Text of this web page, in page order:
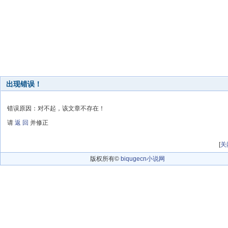
出现错误！
错误原因：对不起，该文章不存在！
请 返 回 并修正
[关
版权所有© biqugecn小说网